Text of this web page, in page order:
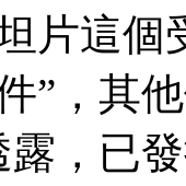
片這個
”，其
露，已